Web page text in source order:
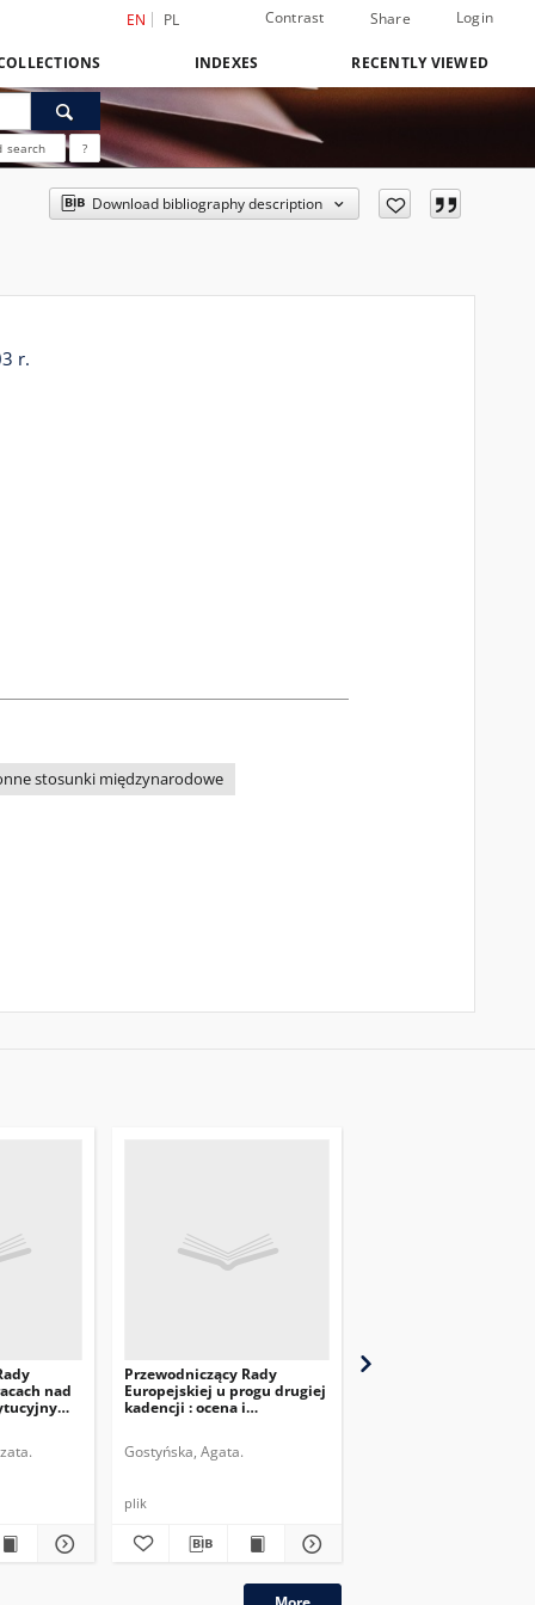
EN PL Contrast Share Login
INDEXES RECENTLY VIEWED
search ?
Download bibliography description
r.
stosunki międzynarodowe
nad
Przewodniczący Rady
Europejskiej u progu drugiej
kadencji : ocena i
Gostyńska, Agata.
plik